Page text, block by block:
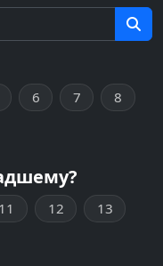
6 7
8
11 12
13